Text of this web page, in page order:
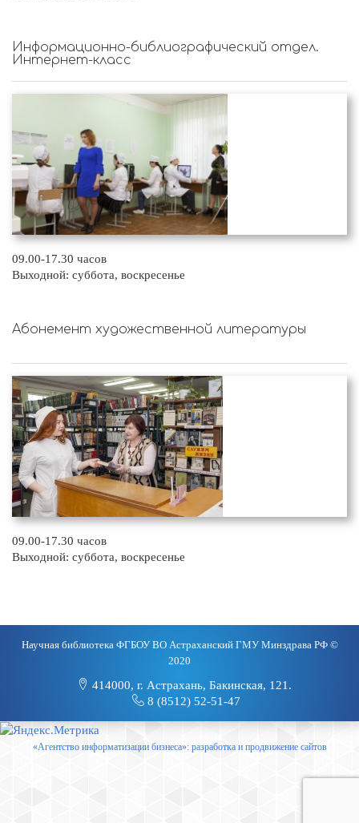
Информационно-библиографический отдел.
Интернет-класс
09.00-17.30 часов
Выходной: суббота, воскресенье
Абонемент художественной литературы
09.00-17.30 часов
Выходной: суббота, воскресенье
Научная библиотека ФГБОУ ВО Астраханский ГМУ Минздрава РФ ©
2020
414000, г. Астрахань, Бакинская, 121.
8 (8512) 52-51-47
«Агентство информатизации бизнеса»: разработка и продвижение сайтов